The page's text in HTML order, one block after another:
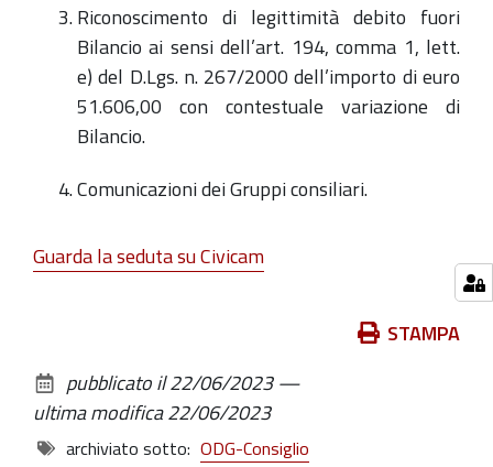
Riconoscimento di legittimità debito fuori
Bilancio ai sensi dell’art. 194, comma 1, lett.
e) del D.Lgs. n. 267/2000 dell’importo di euro
51.606,00 con contestuale variazione di
Bilancio.
Comunicazioni dei Gruppi consiliari.
Guarda la seduta su Civicam
documento
STAMPA
pubblicato il22/06/2023—
ultima modifica22/06/2023
archiviato sotto: ODG-Consiglio